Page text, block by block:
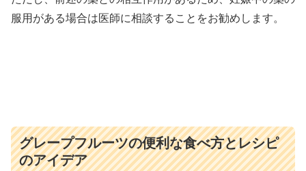
服用がある場合は医師に相談することをお勧めします。
グレープフルーツの便利な食べ方とレシピ
のアイデア